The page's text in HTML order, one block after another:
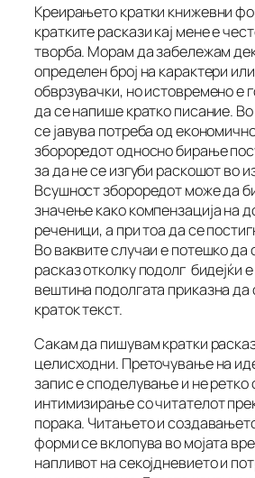
Креирањето кратки книжевни
кратките раскази кај мене е
творба. Морам да забележам
определен број на карактери
обврзувачки, но истовремено е
да се напише кратко писание.
се јавува потреба од
збороредот односно бирање
за да не се изгуби раскошот во
Всушност збороредот може да
значење како компензација на
реченици, а при тоа да се
Во ваквите случаи е потешко да
расказ отколку подолг бидејќи
вештина подолгата приказна да
краток текст.
Сакам да пишувам кратки
целисходни. Преточување на
запис е споделување и не ретко
интимизирање со читателот
порака. Читањето и
форми се вклопува во мојата
напливот на секојдневието и